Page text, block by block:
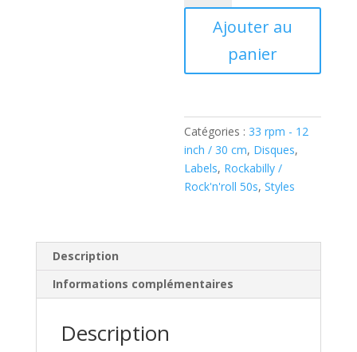
Gene
Summers
(
Vinyl,
LP,
Compilation
)
Ajouter au
panier
Catégories : 33 rpm - 12
inch / 30 cm, Disques,
Labels, Rockabilly /
Rock'n'roll 50s,Styles
Description
Informations complémentaires
Description